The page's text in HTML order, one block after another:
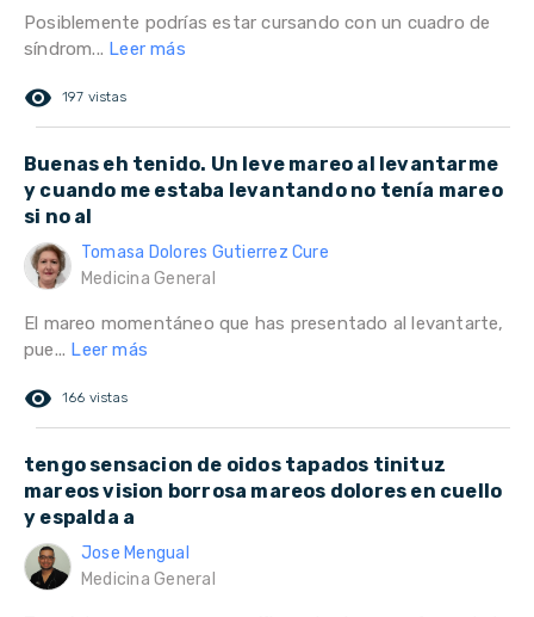
Posiblemente podrías estar cursando con un cuadro de
síndrom... Leer más
remove_red_eye 197 vistas
Buenas eh tenido. Un leve mareo al levantarme
y cuando me estaba levantando no tenía mareo
si no al
Tomasa Dolores Gutierrez Cure
Medicina General
El mareo momentáneo que has presentado al levantarte,
pue... Leer más
remove_red_eye 166 vistas
tengo sensacion de oidos tapados tinituz
mareos vision borrosa mareos dolores en cuello
y espalda a
Jose Mengual
Medicina General